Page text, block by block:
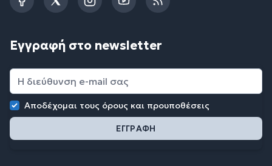
FacebookTwitterInstagramYouTubeRSS
Εγγραφή στο newsletter
Αποδέχομαι τους όρους και προυποθέσεις